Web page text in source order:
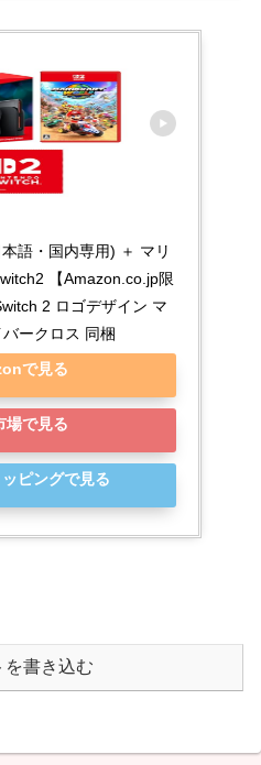
語・国内専用) ＋ マリ
【Amazon.co.jp限
2 ロゴデザイン マ
ークロス 同梱
で見る
場で見る
ピングで見る
を書き込む